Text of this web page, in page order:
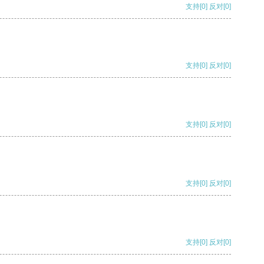
支持[0] 反对[0]
支持[0] 反对[0]
支持[0] 反对[0]
支持[0] 反对[0]
支持[0] 反对[0]